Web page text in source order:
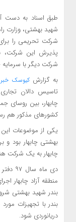
طبق اسناد به دست
شهید بهشتی، وزارت
شرکت تحریمی را
پذیرش این شرکت،
شرکت دیگر با سرمایه ۳۰۰ هزار تومانی کردند.
به گزارش کیوسک خبر
تاسیس دالان تجاری
چابهار، بین
کشورهای مذکور هم
یکی از موضوعات
بهشتی چابهار بود و
چابهار به یک شرکت
دی
بندر شهید بهشتی
دریانوردی شود.